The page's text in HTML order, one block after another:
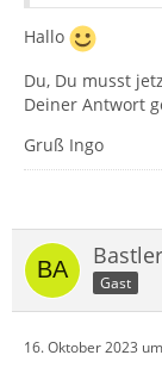
Hallo
Du, Du musst
Deiner Antwort
Gruß Ingo
Bastler
Gast
16. Oktober 2023